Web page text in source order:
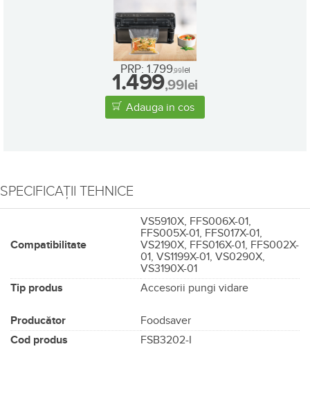
in stoc
PRP: 1.799,99 lei
1.499,99lei
Adauga in cos
SPECIFICAȚII TEHNICE
Compatibilitate
VS5910X, FFS006X-01,
FFS005X-01, FFS017X-01,
VS2190X, FFS016X-01, FFS002X-
01, VS1199X-01, VS0290X,
VS3190X-01
Tip produs
Accesorii pungi vidare
Producător
Foodsaver
Cod produs
FSB3202-I